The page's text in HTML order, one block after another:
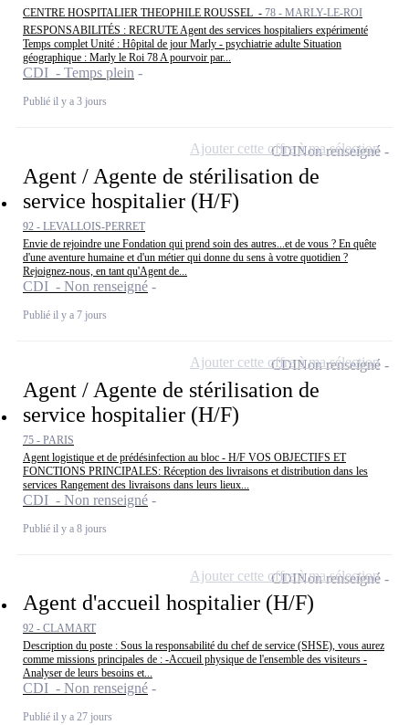
CENTRE HOSPITALIER THEOPHILE ROUSSEL - 78 - MARLY-LE-ROI
RESPONSABILITÉS : RECRUTE Agent des services hospitaliers expérimenté
Temps complet Unité : Hôpital de jour Marly - psychiatrie adulte Situation
géographique : Marly le Roi 78 A pourvoir par...
CDI - Temps plein
Publié il y a 3 jours
Agent / Agente de stérilisation de
service hospitalier (H/F)
92 - LEVALLOIS-PERRET
Envie de rejoindre une Fondation qui prend soin des autres...et de vous ? En quête
d'une aventure humaine et d'un métier qui donne du sens à votre quotidien ?
Rejoignez-nous, en tant qu'Agent de...
CDI - Non renseigné
Publié il y a 7 jours
CDINon renseigné
Ajouter cette offre à ma sélection
Agent / Agente de stérilisation de
service hospitalier (H/F)
75 - PARIS
Agent logistique et de prédésinfection au bloc - H/F VOS OBJECTIFS ET
FONCTIONS PRINCIPALES: Réception des livraisons et distribution dans les
services Rangement des livraisons dans leurs lieux...
CDI - Non renseigné
Publié il y a 8 jours
CDINon renseigné
Ajouter cette offre à ma sélection
Agent d'accueil hospitalier (H/F)
92 - CLAMART
Description du poste : Sous la responsabilité du chef de service (SHSE), vous aurez
comme missions principales de : -Accueil physique de l'ensemble des visiteurs -
Analyser de leurs besoins et...
CDI - Non renseigné
Publié il y a 27 jours
CDINon renseigné
Ajouter cette offre à ma sélection